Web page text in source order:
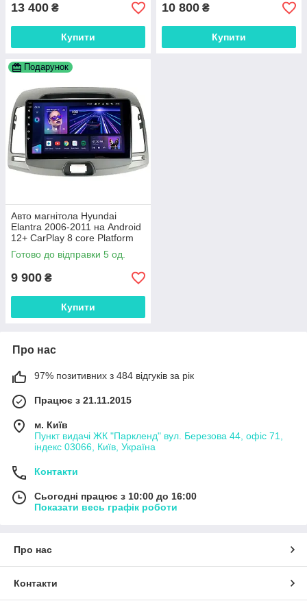
13 400 ₴
Купити
10 800 ₴
Купити
Подарунок
Авто магнітола Hyundai
Elantra 2006-2011 на Android
12+ CarPlay 8 core Platform
XyAuto
Готово до відправки 5 од.
9 900 ₴
Купити
Про нас
97% позитивних з 484 відгуків за рік
Працює з 21.11.2015
м. Київ
Пункт видачі ЖК "Паркленд" вул. Березова 44, офіс 71,
індекс 03066, Київ, Україна
Контакти
Сьогодні працює з 10:00 до 16:00
Показати весь графік роботи
Про нас
Контакти